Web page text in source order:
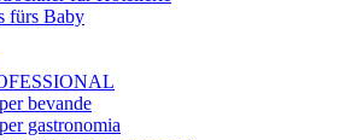
fürs Baby
bevande
gastronomia